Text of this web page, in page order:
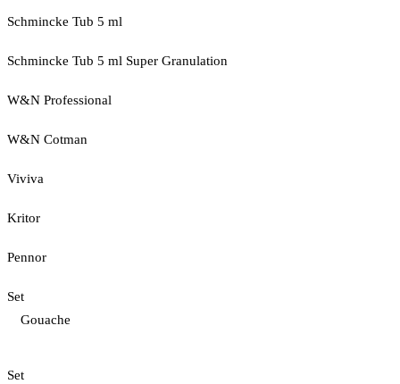
Schmincke Tub 5 ml
Schmincke Tub 5 ml Super Granulation
W&N Professional
W&N Cotman
Viviva
Kritor
Pennor
Set
Gouache
Set